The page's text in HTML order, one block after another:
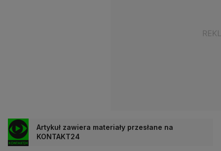
Artykuł zawiera materiały przesłane na
KONTAKT24